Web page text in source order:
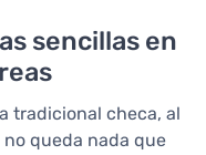
sencillas en
tradicional checa, al
queda nada que